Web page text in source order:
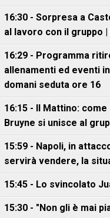
16:30 - Sorpresa a
al lavoro con il gruppo |
16:29 - Programma
allenamenti ed eventi
domani seduta ore 16
16:15 - Il Mattino:
Bruyne si unisce al
15:59 - Napoli, in
servirà vendere, la
15:45 - Lo svincolato
15:30 - "Non gli è mai